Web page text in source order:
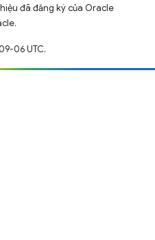
đã đăng ký của Oracle
06 UTC.